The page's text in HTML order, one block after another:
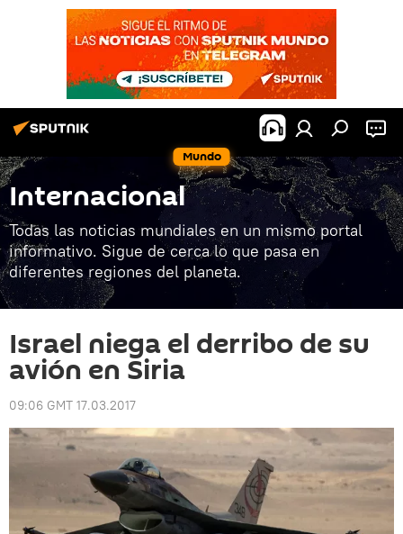
Mundo
Internacional
Todas las noticias mundiales en un mismo portal
informativo. Sigue de cerca lo que pasa en
diferentes regiones del planeta.
Israel niega el derribo de su
avión en Siria
09:06 GMT 17.03.2017